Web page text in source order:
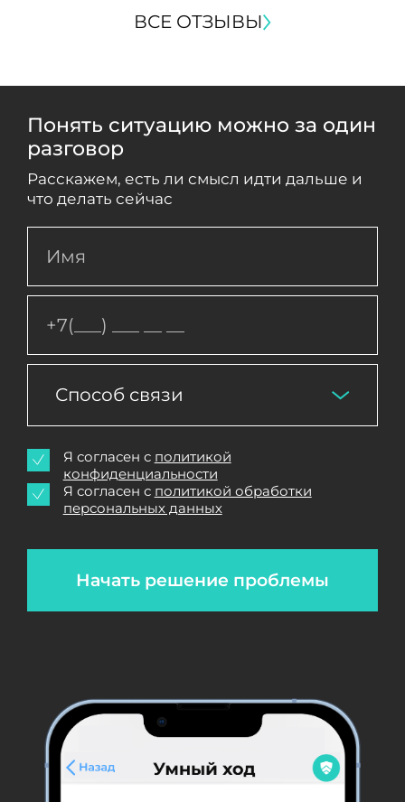
ВСЕ ОТЗЫВЫ
Понять ситуацию можно за один
разговор
Расскажем, есть ли смысл идти дальше и
что делать сейчас
Способ связи
Начать решение проблемы
Я согласен с политикой
конфиденциальности
Я согласен с политикой обработки
персональных данных